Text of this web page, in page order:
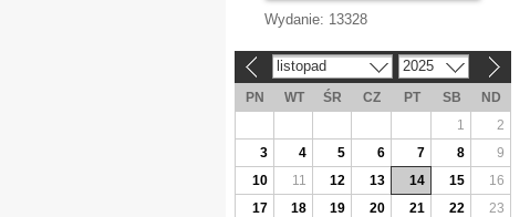
Wydanie: 13328
listopad 2025
PN WT ŚR CZ PT SB
ND
1
2
3
4 5 6 7 8
9
10
11 12 13 14 15
16
17
18 19 20 21 22
23